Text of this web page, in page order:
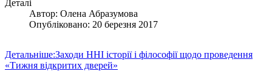
Деталі
Автор: Олена Абразумова
Опубліковано: 20 березня 2017
Детальніше:Заходи ННІ історії і філософії щодо проведення
«Тижня відкритих дверей»